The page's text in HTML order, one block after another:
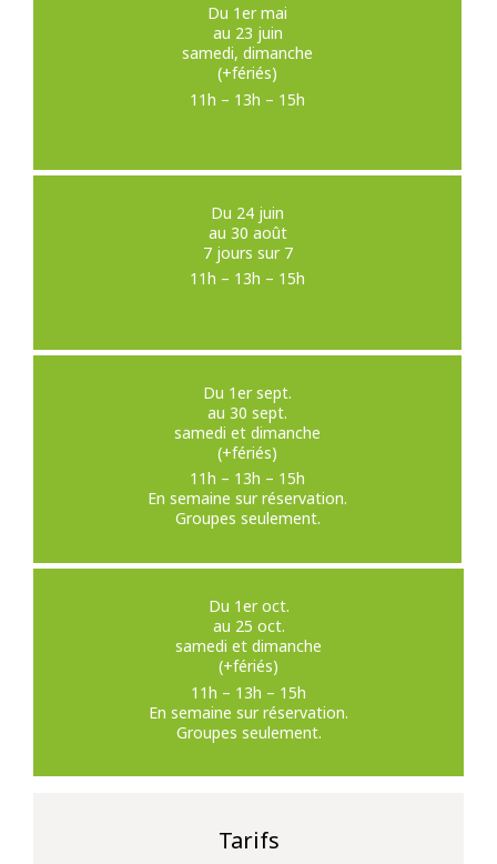
Du 1er mai
au 23 juin
samedi, dimanche
(+fériés)
11h – 13h – 15h
Du 24 juin
au 30 août
7 jours sur 7
11h – 13h – 15h
Du 1er sept.
au 30 sept.
samedi et dimanche
(+fériés)
11h – 13h – 15h
En semaine sur réservation.
Groupes seulement.
Du 1er oct.
au 25 oct.
samedi et dimanche
(+fériés)
11h – 13h – 15h
En semaine sur réservation.
Groupes seulement.
Tarifs